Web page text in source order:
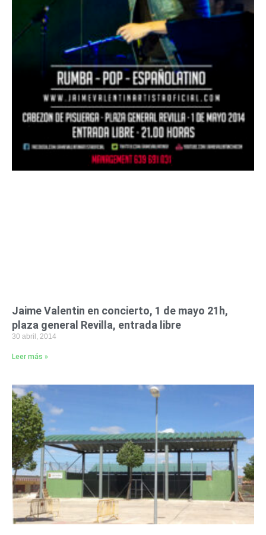
Jaime Valentin en concierto, 1 de mayo 21h,
plaza general Revilla, entrada libre
30 abril, 2014
Leer más »